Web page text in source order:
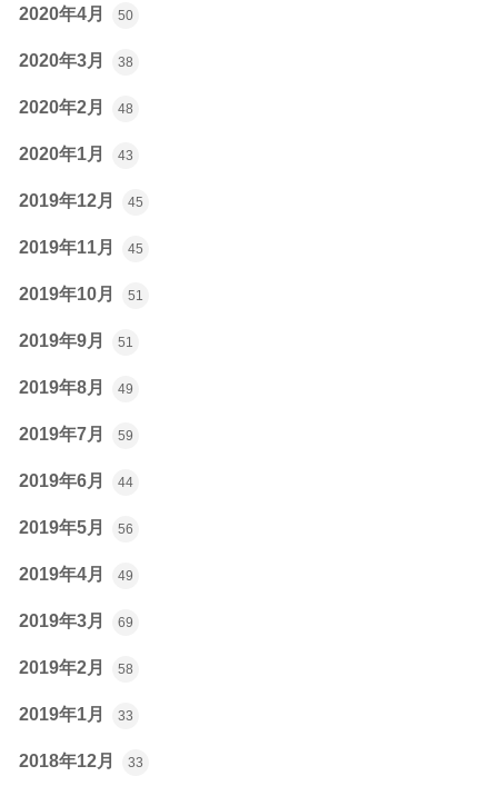
2020年4月 50
2020年3月 38
2020年2月 48
2020年1月 43
2019年12月 45
2019年11月 45
2019年10月 51
2019年9月 51
2019年8月 49
2019年7月 59
2019年6月 44
2019年5月 56
2019年4月 49
2019年3月 69
2019年2月 58
2019年1月 33
2018年12月 33